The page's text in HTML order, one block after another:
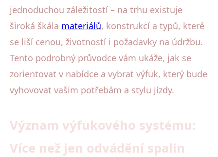
jednoduchou záležitostí – na trhu existuje
široká škála materiálů, konstrukcí a typů, které
se liší cenou, životností i požadavky na údržbu.
Tento podrobný průvodce vám ukáže, jak se
zorientovat v nabídce a vybrat výfuk, který bude
vyhovovat vašim potřebám a stylu jízdy.
Význam výfukového systému:
Více než jen odvádění spalin